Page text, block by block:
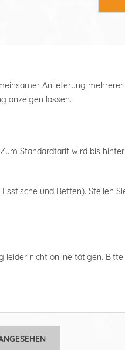
Anlieferung
anzeigen lassen.
Standardtarif wird bis
und Betten). Stellen
nicht online tätigen.